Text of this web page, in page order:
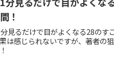
！
見るだけで目がよくなる28のす
は感じられないですが、著者の